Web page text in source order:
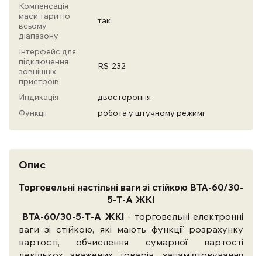
Компенсація
маси тари по
всьому
діапазону
так
Інтерфейс для
підключення
зовнішніх
пристроїв
RS-232
Индикація
двостороння
Функції
робота у штучному режимі
Опис
Торговельні настільні ваги зі стійкою ВТА-60/30-
5-Т-А ЖКI
ВТА-60/30-5-Т-А ЖКI - торговельні електронні
ваги зі стійкою, які мають функції розрахунку
вартості, обчислення сумарної вартості